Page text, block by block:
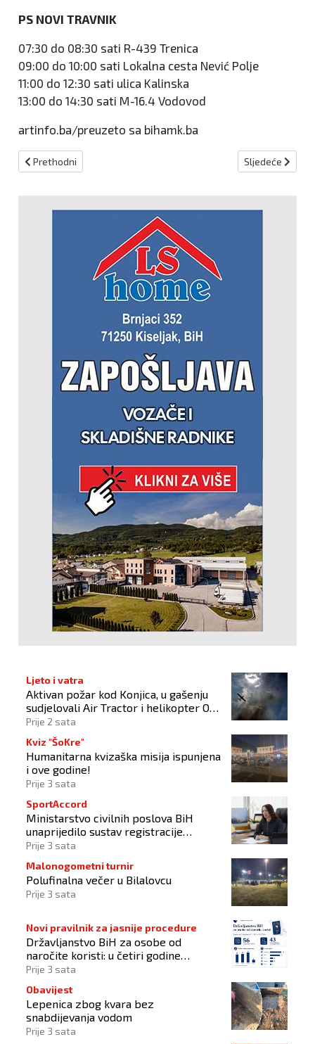
PS NOVI TRAVNIK
07:30 do 08:30 sati R-439 Trenica
09:00 do 10:00 sati Lokalna cesta Nević Polje
11:00 do 12:30 sati ulica Kalinska
13:00 do 14:30 sati M-16.4 Vodovod
artinfo.ba/preuzeto sa bihamk.ba
Prethodni članak: BiHAMK: Radovi na brojnim dionicama, vozači
Prethodni Sljedeći
Sljedeće
Ljeto i vatra
Aktivan požar kod Konjica, u gašenju
sudjelovali Air Tractor i helikopter OS-
a BiH
Prije 2 sata
Kviz "ŠoKre"
Humanitarna kvizaška misija ispunjena
i ove godine!
Prije 3 sata
SportAccord
Ministarstvo civilnih poslova BiH
unaprijedilo sustav registracije
sportskih organizacija
Prije 3 sata
Malonogometni turnir
Polufinalna večer u Bilalovcu
Prije 3 sata
Novi pravilnik za jasnije procedure
Državljanstvo BiH za osobe od
naročite koristi: u četiri godine
odobrena 43 zahtjeva
Prije 3 sata
Obavijest
Lepenica zbog kvara bez
snabdijevanja vodom
Prije 3 sata